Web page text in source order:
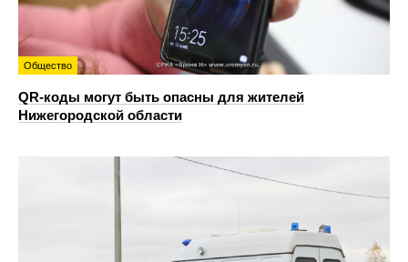
Общество
QR-коды могут быть опасны для жителей
Нижегородской области